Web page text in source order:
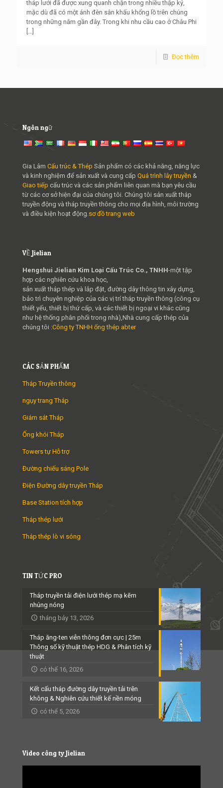
tháp lưới đã được xung quanh chặn trong nhiều thập kỷ,
mặc dù đã có một ánh đèn sân khấu khổng lồ trên chúng
trong những năm gần đây. Trong khi nhu cầu cao ở Châu Phi
[…]
Đọc thêm
Ngôn ngữ
Gia Lâm Cấu trúc & Thép Sản phẩm có các khả năng, năng lực
và kinh nghiệm để sản xuất và cung cấp Quá trình lây truyền &
Giao tiếp cấu trúc và các sản phẩm liên quan mà bạn yêu cầu
từ các cơ sở hiện đại của chúng tôi. Chúng tôi sản xuất tháp
truyền động và tháp truyền thông cho mọi địa hình, môi trường
và điều kiện hoạt động.sơ đồ trang web
VỀ Jielian
Hengshui Jielian Kim Loại Cấu Trúc Co., TNHH-một tập
hợp các nghiên cứu khoa học,
sản xuất tháp thép và lắp đặt, đường dây thông tin xây dựng,
bảo trì chuyên nghiệp của các vị trí tháp truyền thông (công cụ
thiết yếu, thiết bị thứ cấp, và các thiết bị ngoại vi khác cũng
như hệ thống phân phối trong nhà),Nhà cung cấp thép của
chúng tôi :Công ty TNHH ống thép abter
CÁC SẢN PHẨM
Tháp Truyền thông
ngụy trang Tháp
Giám sát Tháp
Ống khói Tháp
Towers tự Hỗ trợ
Đường chiếu sáng Pole
Điện Đường dây truyền Tháp
Base Station tích hợp
Tháp thép lưới
Tháp thép lò vi sóng
TIN TỨC PRO
Tháp truyền tải điện lưới thép mạ kẽm
nhúng nóng
tháng bảy 13, 2026
Tháp ăng-ten viễn thông đơn cực | 25m
Thông số kỹ thuật thép HDG & Phân tích kỹ
thuật
có thể 16, 2026
Kết cấu tháp đường dây truyền tải trên
không & Nghiên cứu thiết kế nền móng
có thể 5, 2026
Video công ty Jielian